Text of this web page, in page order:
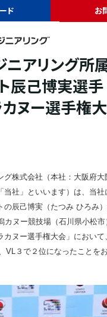
ド お
エンジニアリング所属パラカ
カヌー選手権大会で１位獲得
ニアリング所
辰己博実選
ヌー選手権
グ株式会社（本社：大阪府
当社」といいます）は、当
の辰己博実（たつみ ひろみ
カヌー競技場（石川県小松
カヌー選手権大会」におい
VL３で２位になったことを